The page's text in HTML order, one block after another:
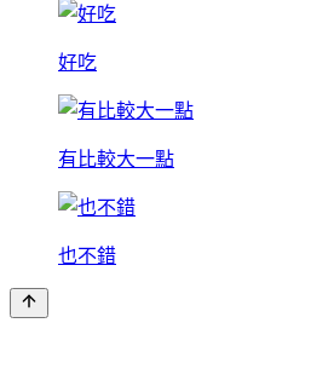
好吃
有比較大一點
也不錯